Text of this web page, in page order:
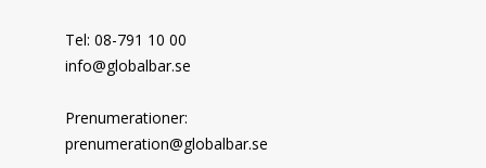
Tel: 08-791 10 00
info@globalbar.se
Prenumerationer:
prenumeration@globalbar.se